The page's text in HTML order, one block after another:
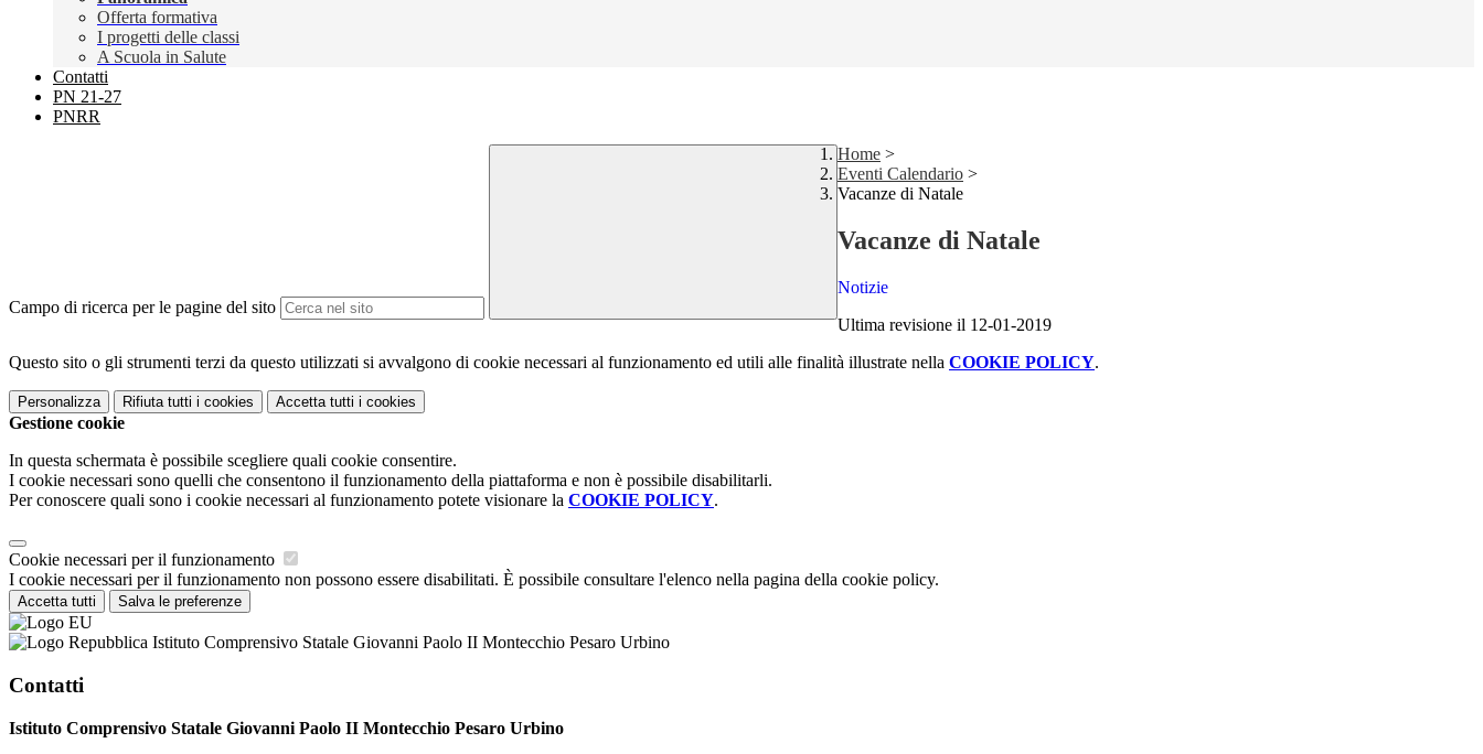
Offerta formativa
I progetti delle classi
A Scuola in Salute
Contatti
PN 21-27
PNRR
Campo di ricerca per le pagine del sito
Home >
Eventi Calendario >
Vacanze di Natale
Vacanze di Natale
Notizie
Ultima revisione il 12-01-2019
Questo sito o gli strumenti terzi da questo utilizzati si avvalgono di cookie necessari al funzionamento ed utili alle finalità illustrate nella COOKIE POLICY.
Personalizza Rifiuta tutti i cookies Accetta tutti i cookies
Gestione cookie
In questa schermata è possibile scegliere quali cookie consentire.
I cookie necessari sono quelli che consentono il funzionamento della piattaforma e non è possibile disabilitarli.
Per conoscere quali sono i cookie necessari al funzionamento potete visionare la COOKIE POLICY.
Cookie necessari per il funzionamento
I cookie necessari per il funzionamento non possono essere disabilitati. È possibile consultare l'elenco nella pagina della cookie policy.
Accetta tutti Salva le preferenze
Istituto Comprensivo Statale Giovanni Paolo II Montecchio Pesaro Urbino
Contatti
Istituto Comprensivo Statale Giovanni Paolo II Montecchio Pesaro Urbino